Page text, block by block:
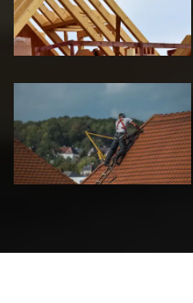
Jura
Urgence fuite
de toiture 39
Jura